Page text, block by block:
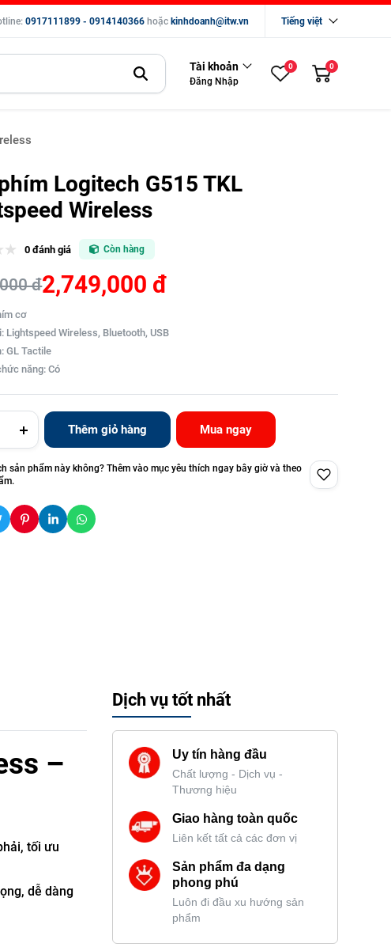
0917111899 - 0914140366 hoặc kinhdoanh@itw.vn Tiếng việt
Tài khoản
Đăng Nhập
0 0
Logitech G515 TKL
Wireless
0 đánh giá Còn hàng
đ2,749,000 đ
cơ
Lightspeed Wireless, Bluetooth, USB
GL Tactile
năng: Có
Thêm giỏ hàng Mua ngay
sản phẩm này không? Thêm vào mục yêu thích ngay bây giờ và theo
–
tối ưu
dễ dàng
Dịch vụ tốt nhất
Uy tín hàng đầu
Chất lượng - Dịch vụ -
Thương hiệu
Giao hàng toàn quốc
Liên kết tất cả các đơn vị
Sản phẩm đa dạng
phong phú
Luôn đi đầu xu hướng sản
phẩm